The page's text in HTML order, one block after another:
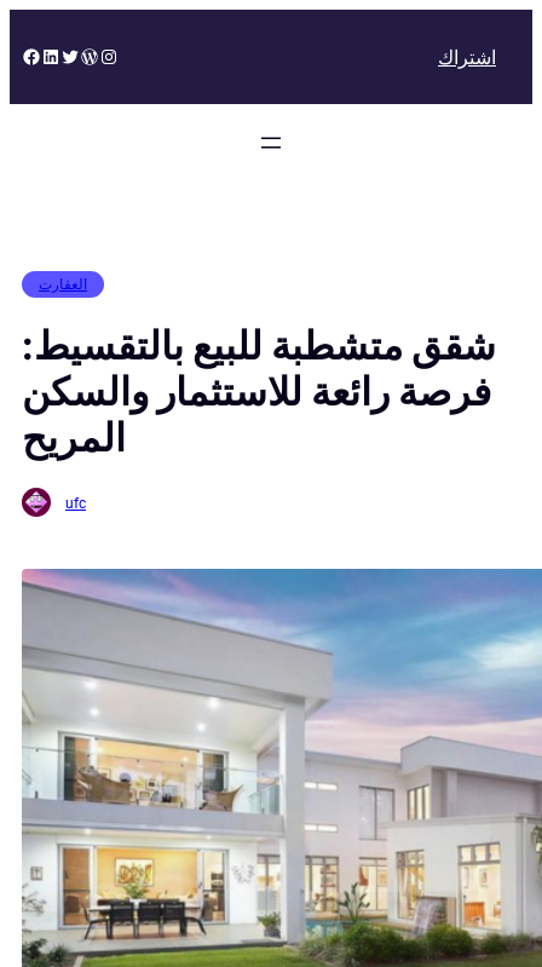
to
Facebook
LinkedIn
Twitter
WordPress
Instagram اشتراك
العقارت
شقق متشطبة للبيع بالتقسيط:
فرصة رائعة للاستثمار والسكن
المريح
ufc